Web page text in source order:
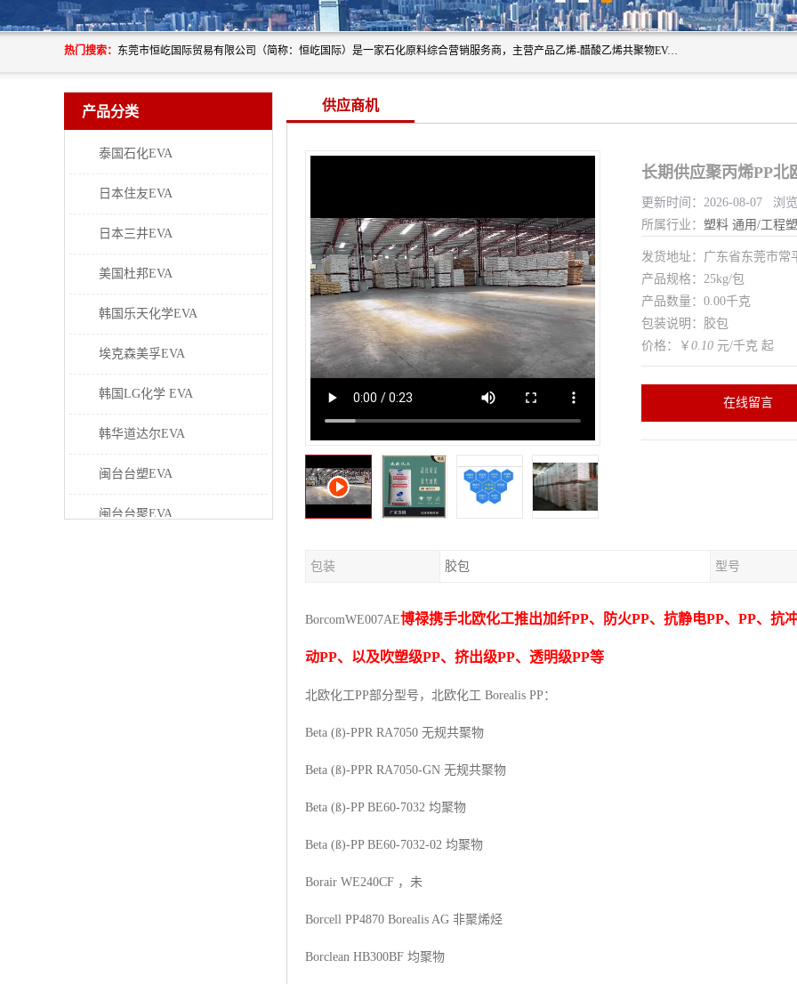
热门搜索： 东莞市恒屹国际贸易有限公司（简称：恒屹国际）是一家石化原料综合营销服务商，主营产品乙烯-醋酸乙烯共聚物EVA、聚酰胺PA（尼龙）、醚酯型热塑弹性体TPEE等，公司秉承以市场为导向的战略思想，致力于大宗石化原料在中国市场的营销服务业务，为客户提供一站式的全面服务。
产品分类
泰国石化EVA
日本住友EVA
日本三井EVA
美国杜邦EVA
韩国乐天化学EVA
埃克森美孚EVA
韩国LG化学 EVA
韩华道达尔EVA
闽台台塑EVA
闽台台聚EVA
供应商机
长期供应聚丙烯PP北
更新时间：2026-08-07 浏
所属行业： 塑料 通用/工程
发货地址：广东省东莞市常
产品规格：25kg/包
产品数量：0.00千克
包装说明：胶包
价格：￥ 0.10 元/千克 起
在线留言
包装 胶包 型号
BorcomWE007AE博禄携手北欧化工推出加纤PP、防火PP、抗静电PP、 PP、抗
动PP、以及吹塑级PP、挤出级PP、透明级PP等
北欧化工PP部分型号，北欧化工 Borealis PP：
Beta (ß)-PPR RA7050 无规共聚物
Beta (ß)-PPR RA7050-GN 无规共聚物
Beta (ß)-PP BE60-7032 均聚物
Beta (ß)-PP BE60-7032-02 均聚物
Borair WE240CF ，未
Borcell PP4870 Borealis AG 非聚烯烃
Borclean HB300BF 均聚物